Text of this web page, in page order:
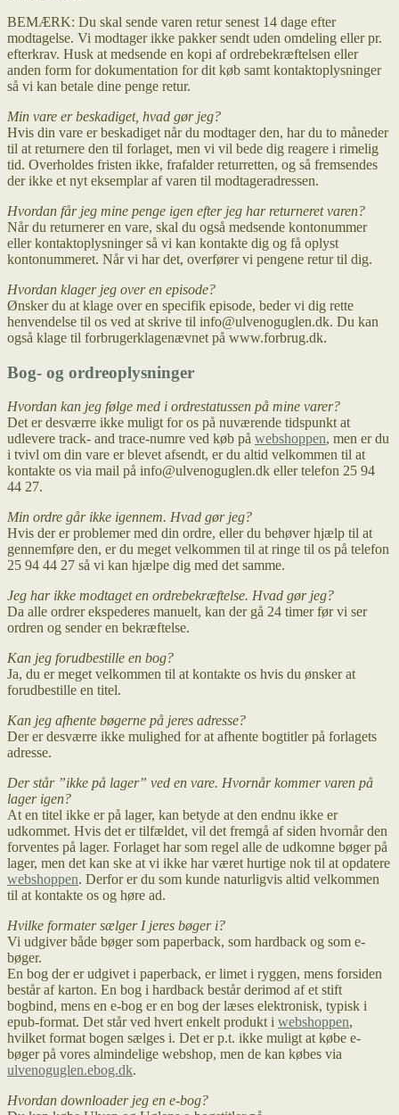
BEMÆRK: Du skal sende varen retur senest 14 dage efter
modtagelse. Vi modtager ikke pakker sendt uden omdeling eller pr.
efterkrav. Husk at medsende en kopi af ordrebekræftelsen eller
anden form for dokumentation for dit køb samt kontaktoplysninger
så vi kan betale dine penge retur.
Min vare er beskadiget, hvad gør jeg?
Hvis din vare er beskadiget når du modtager den, har du to måneder
til at returnere den til forlaget, men vi vil bede dig reagere i rimelig
tid. Overholdes fristen ikke, frafalder returretten, og så fremsendes
der ikke et nyt eksemplar af varen til modtageradressen.
Hvordan får jeg mine penge igen efter jeg har returneret varen?
Når du returnerer en vare, skal du også medsende kontonummer
eller kontaktoplysninger så vi kan kontakte dig og få oplyst
kontonummeret. Når vi har det, overfører vi pengene retur til dig.
Hvordan klager jeg over en episode?
Ønsker du at klage over en specifik episode, beder vi dig rette
henvendelse til os ved at skrive til info@ulvenoguglen.dk. Du kan
også klage til forbrugerklagenævnet på www.forbrug.dk.
Bog- og ordreoplysninger
Hvordan kan jeg følge med i ordrestatussen på mine varer?
Det er desværre ikke muligt for os på nuværende tidspunkt at
udlevere track- and trace-numre ved køb på webshoppen, men er du
i tvivl om din vare er blevet afsendt, er du altid velkommen til at
kontakte os via mail på info@ulvenoguglen.dk eller telefon 25 94
44 27.
Min ordre går ikke igennem. Hvad gør jeg?
Hvis der er problemer med din ordre, eller du behøver hjælp til at
gennemføre den, er du meget velkommen til at ringe til os på telefon
25 94 44 27 så vi kan hjælpe dig med det samme.
Jeg har ikke modtaget en ordrebekræftelse. Hvad gør jeg?
Da alle ordrer ekspederes manuelt, kan der gå 24 timer før vi ser
ordren og sender en bekræftelse.
Kan jeg forudbestille en bog?
Ja, du er meget velkommen til at kontakte os hvis du ønsker at
forudbestille en titel.
Kan jeg afhente bøgerne på jeres adresse?
Der er desværre ikke mulighed for at afhente bogtitler på forlagets
adresse.
Der står ”ikke på lager” ved en vare. Hvornår kommer varen på
lager igen?
At en titel ikke er på lager, kan betyde at den endnu ikke er
udkommet. Hvis det er tilfældet, vil det fremgå af siden hvornår den
forventes på lager. Forlaget har som regel alle de udkomne bøger på
lager, men det kan ske at vi ikke har været hurtige nok til at opdatere
webshoppen. Derfor er du som kunde naturligvis altid velkommen
til at kontakte os og høre ad.
Hvilke formater sælger I jeres bøger i?
Vi udgiver både bøger som paperback, som hardback og som e-
bøger.
En bog der er udgivet i paperback, er limet i ryggen, mens forsiden
består af karton. En bog i hardback består derimod af et stift
bogbind, mens en e-bog er en bog der læses elektronisk, typisk i
epub-format. Det står ved hvert enkelt produkt i webshoppen,
hvilket format bogen sælges i. Det er p.t. ikke muligt at købe e-
bøger på vores almindelige webshop, men de kan købes via
ulvenoguglen.ebog.dk.
Hvordan downloader jeg en e-bog?